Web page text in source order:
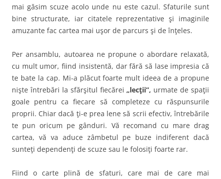
mai găsim scuze acolo unde nu este cazul. Sfaturile sunt
bine structurate, iar citatele reprezentative şi imaginile
amuzante fac cartea mai uşor de parcurs şi de înţeles.
Per ansamblu, autoarea ne propune o abordare relaxată,
cu mult umor, fiind insistentă, dar fără să lase impresia că
te bate la cap. Mi-a plăcut foarte mult ideea de a propune
nişte întrebări la sfărşitul fiecărei„lecţii”, urmate de spaţii
goale pentru ca fiecare să completeze cu răspunsurile
proprii. Chiar dacă ţi-e prea lene să scrii efectiv, întrebările
te pun oricum pe gânduri. Vă recomand cu mare drag
cartea, vă va aduce zâmbetul pe buze indiferent dacă
sunteţi dependenţi de scuze sau le folosiţi foarte rar.
Fiind o carte plină de sfaturi, care mai de care mai